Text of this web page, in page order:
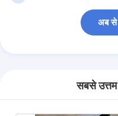
अब से
सबसे उत्तम